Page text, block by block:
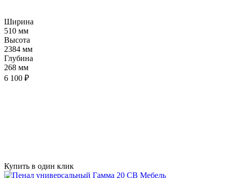
Ширина
510 мм
Высота
2384 мм
Глубина
268 мм
6 100 ₽
Купить в один клик